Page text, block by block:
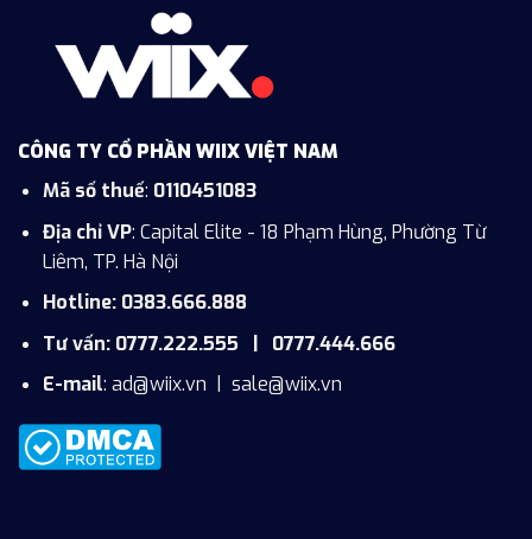
CÔNG TY CỔ PHẦN WIIX VIỆT NAM
Mã số thuế: 0110451083
Địa chỉ VP: Capital Elite - 18 Phạm Hùng, Phường Từ
Liêm, TP. Hà Nội
Hotline: 0383.666.888
Tư vấn: 0777.222.555 | 0777.444.666
E-mail: ad@wiix.vn sale@wiix.vn